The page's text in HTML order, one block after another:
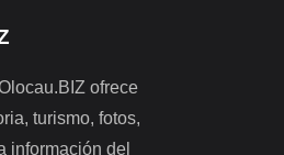
ofrece
turismo, fotos,
información del